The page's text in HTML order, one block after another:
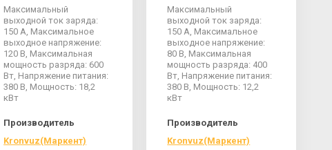
Максимальный
выходной ток заряда:
150 А, Максимальное
выходное напряжение:
120 В, Максимальная
мощность разряда: 600
Вт, Напряжение питания:
380 В, Мощность: 18,2
кВт
Производитель
Kronvuz(Маркент)
Максимальный
выходной ток заряда:
150 А, Максимальное
выходное напряжение:
80 В, Максимальная
мощность разряда: 400
Вт, Напряжение питания:
380 В, Мощность: 12,2
кВт
Производитель
Kronvuz(Маркент)